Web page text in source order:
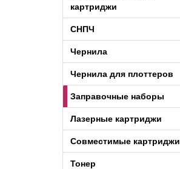
картриджи
СНПЧ
Чернила
Чернила для плоттеров
Заправочные наборы
Лазерные картриджи
Совместимые картриджи
Тонер